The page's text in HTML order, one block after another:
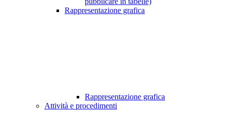
Rappresentazione grafica
Rappresentazione grafica
Attività e procedimenti